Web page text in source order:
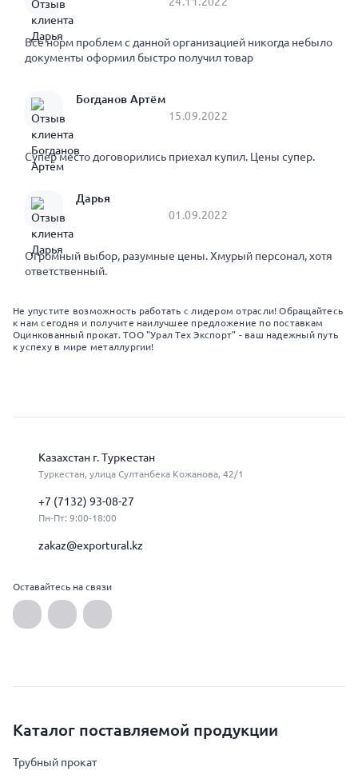
Все норм проблем с данной организацией никогда небыло
документы оформил быстро получил товар
Богданов Артём
15.09.2022
Супер место договорились приехал купил. Цены супер.
Дарья
01.09.2022
Огромный выбор, разумные цены. Хмурый персонал, хотя
ответственный.
Не упустите возможность работать с лидером отрасли! Обращайтесь
к нам сегодня и получите наилучшее предложение по поставкам
Оцинкованный прокат. ТОО "Урал Тех Экспорт" - ваш надежный путь
к успеху в мире металлургии!
Казахстан г. Туркестан
Туркестан, улица Султанбека Кожанова, 42/1
+7 (7132) 93-08-27
Пн-Пт: 9:00-18:00
zakaz@exportural.kz
Оставайтесь на связи
Каталог поставляемой продукции
Трубный прокат